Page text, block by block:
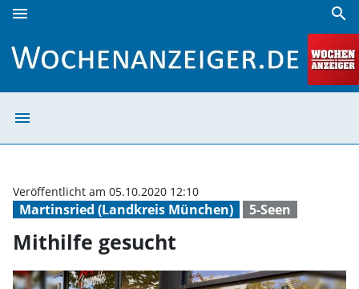
menu search
menu
Martinsried (Landkreis München) 5-Seen
Veröffentlicht am 05.10.2020 12:10
Mithilfe gesucht